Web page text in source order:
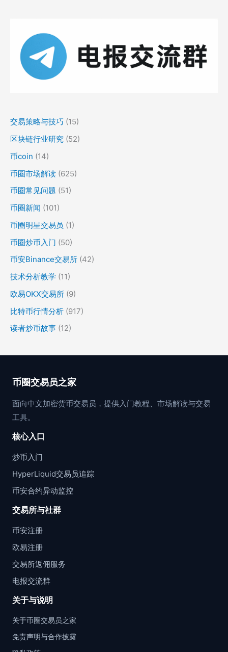
交易策略与技巧 (15)
区块链行业研究 (52)
币coin (14)
币圈市场解读 (625)
币圈常见问题 (51)
币圈新闻 (101)
币圈明星交易员 (1)
币圈炒币入门 (50)
币安Binance交易所 (42)
技术分析教学 (11)
欧易OKX交易所 (9)
比特币行情分析 (917)
读者炒币故事 (12)
币圈交易员之家
面向中文加密货币交易员，提供入门教程、市场解读与交易
工具。
核心入口
炒币入门
HyperLiquid交易员追踪
币安合约异动监控
交易所与社群
币安注册
欧易注册
交易所返佣服务
电报交流群
关于与说明
关于币圈交易员之家
免责声明与合作披露